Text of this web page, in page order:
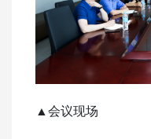
▲会议现场